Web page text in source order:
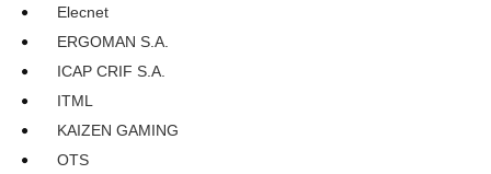
Elecnet
ERGOMAN S.A.
ICAP CRIF S.A.
ITML
KAIZEN GAMING
OTS